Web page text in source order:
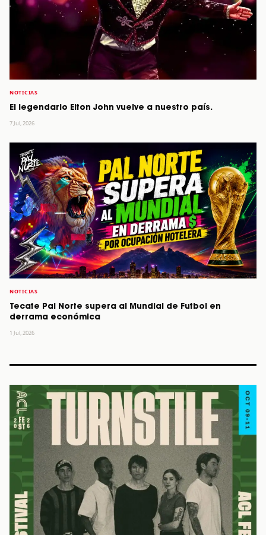
NOTICIAS
El legendario Elton John vuelve a nuestro país.
7 Jul, 2026
NOTICIAS
Tecate Pal Norte supera al Mundial de Futbol en
derrama económica
1 Jul, 2026